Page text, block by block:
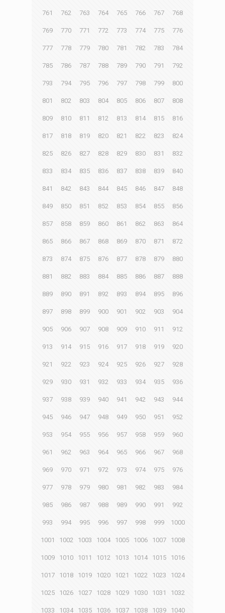
761 762 763 764 765 766 767 768
769 770 771 772 773 774 775 776
777 778 779 780 781 782 783 784
785 786 787 788 789 790 791 792
793 794 795 796 797 798 799 800
801 802 803 804 805 806 807 808
809 810 811 812 813 814 815 816
817 818 819 820 821 822 823 824
825 826 827 828 829 830 831 832
833 834 835 836 837 838 839 840
841 842 843 844 845 846 847 848
849 850 851 852 853 854 855 856
857 858 859 860 861 862 863 864
865 866 867 868 869 870 871 872
873 874 875 876 877 878 879 880
881 882 883 884 885 886 887 888
889 890 891 892 893 894 895 896
897 898 899 900 901 902 903 904
905 906 907 908 909 910 911 912
913 914 915 916 917 918 919 920
921 922 923 924 925 926 927 928
929 930 931 932 933 934 935 936
937 938 939 940 941 942 943 944
945 946 947 948 949 950 951 952
953 954 955 956 957 958 959 960
961 962 963 964 965 966 967 968
969 970 971 972 973 974 975 976
977 978 979 980 981 982 983 984
985 986 987 988 989 990 991 992
993 994 995 996 997 998 999 1000
1001 1002 1003 1004 1005 1006 1007 1008
1009 1010 1011 1012 1013 1014 1015 1016
1017 1018 1019 1020 1021 1022 1023 1024
1025 1026 1027 1028 1029 1030 1031 1032
1033 1034 1035 1036 1037 1038 1039 1040